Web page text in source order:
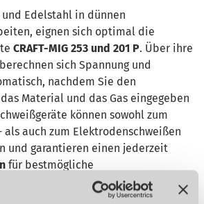
Edelstahl in dünnen
eignen sich optimal die
CRAFT-MIG 253 und 201 P. Über ihre
berechnen sich Spannung und
nachdem Sie den
Material und das Gas eingegeben
können sowohl zum
als auch zum Elektrodenschweißen
und garantieren einen jederzeit
für bestmögliche
Arc-Force-Regelung
und Schweißspannung intern